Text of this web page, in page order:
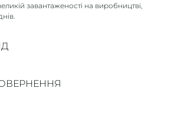
завантаженості на виробництві,